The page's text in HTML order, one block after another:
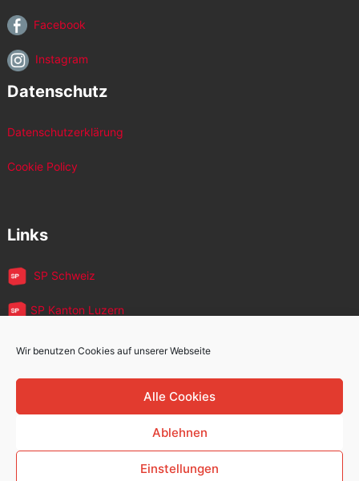
Wir benutzen Cookies auf unserer Webseite
Alle Cookies
Ablehnen
Einstellungen
Facebook
Instagram
Datenschutz
Datenschutzerklärung
Cookie Policy
Links
SP Schweiz
SP Kanton Luzern
JUSO Luzern
SP MigrantInnen
SP 60+